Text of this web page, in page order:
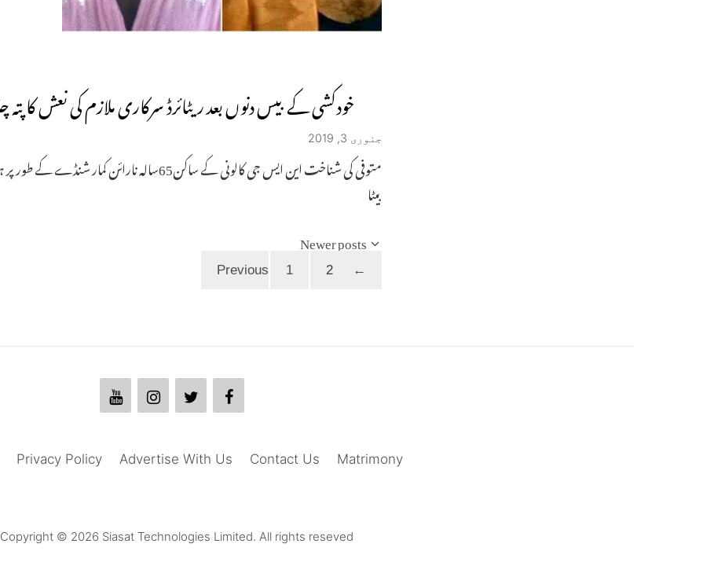
خودکشی کے بیس دنوں بعد ریٹائرڈ سرکاری ملازم کی نعش کا پتہ
جنوری 3, 2019
متوفی کی شناخت این ایس جی کالونی کے ساکن65سالہ
بیٹا
Newer posts
←
Page 1 2
Matrimony
Contact Us
Advertise With Us
Privacy Policy
Copyright © 2026 Siasat Technologies Limited. All rights reseved.